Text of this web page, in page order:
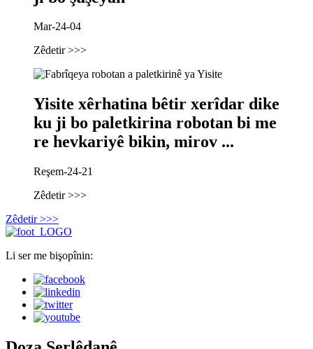
Mar-24-04
Zêdetir >>>
Yisite xêrhatina bêtir xerîdar dike
ku ji bo paletkirina robotan bi me
re hevkariyê bikin, mirov ...
Reşem-24-21
Zêdetir >>>
Zêdetir >>>
Li ser me bişopînin: